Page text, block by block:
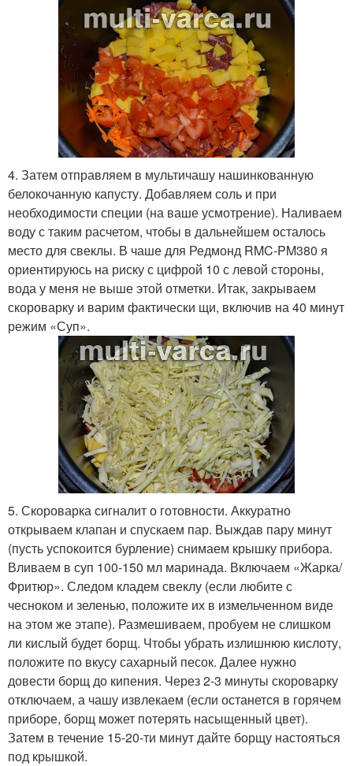
4. Затем отправляем в мультичашу нашинкованную
белокочанную капусту. Добавляем соль и при
необходимости специи (на ваше усмотрение). Наливаем
воду с таким расчетом, чтобы в дальнейшем осталось
место для свеклы. В чаше для Редмонд RMC-PM380 я
ориентируюсь на риску с цифрой 10 с левой стороны,
вода у меня не выше этой отметки. Итак, закрываем
скороварку и варим фактически щи, включив на 40 минут
режим «Суп».
5. Скороварка сигналит о готовности. Аккуратно
открываем клапан и спускаем пар. Выждав пару минут
(пусть успокоится бурление) снимаем крышку прибора.
Вливаем в суп 100-150 мл маринада. Включаем «Жарка/
Фритюр». Следом кладем свеклу (если любите с
чесноком и зеленью, положите их в измельченном виде
на этом же этапе). Размешиваем, пробуем не слишком
ли кислый будет борщ. Чтобы убрать излишнюю кислоту,
положите по вкусу сахарный песок. Далее нужно
довести борщ до кипения. Через 2-3 минуты скороварку
отключаем, а чашу извлекаем (если останется в горячем
приборе, борщ может потерять насыщенный цвет).
Затем в течение 15-20-ти минут дайте борщу настояться
под крышкой.